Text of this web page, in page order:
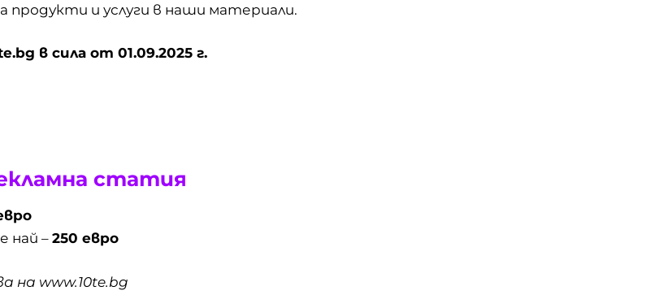
продукти и услуги в наши материали.
в сила от 01.09.2025 г.
статия
най – 250 евро
www.10te.bg